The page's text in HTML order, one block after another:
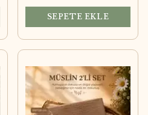
SEPETE EKLE